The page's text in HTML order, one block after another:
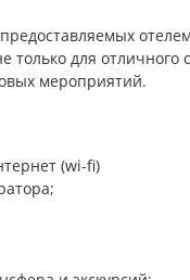
только для отличного
мероприятий.
(wi-fi)